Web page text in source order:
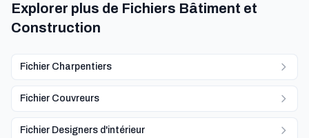
Explorer plus de Fichiers Bâtiment et
Construction
Fichier Charpentiers
Fichier Couvreurs
Fichier Designers d'intérieur